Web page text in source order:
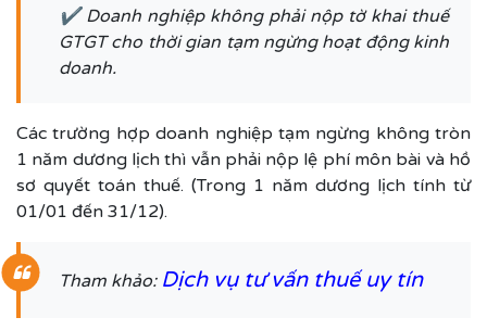
✔ Doanh nghiệp không phải nộp tờ khai thuế
GTGT cho thời gian tạm ngừng hoạt động kinh
doanh.
Các trường hợp doanh nghiệp tạm ngừng không tròn
1 năm dương lịch thì vẫn phải nộp lệ phí môn bài và hồ
sơ quyết toán thuế. (Trong 1 năm dương lịch tính từ
01/01 đến 31/12).
Tham khảo: Dịch vụ tư vấn thuế uy tín